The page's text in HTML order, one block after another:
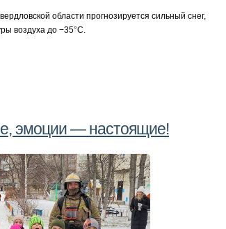
области прогнозируется сильный снег,
воздуха до −35°С.
эмоции — настоящие!